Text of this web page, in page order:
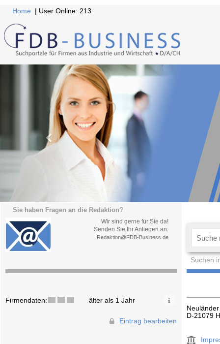
Home | User Online: 213
Sie haben Fragen an die Redaktion?
Wir sind gerne für Sie da!
Senden Sie Ihr Anliegen an:
Redaktion@FDB-Business.de
Suchen
Firmendaten: älter als 1 Jahr
Eintrag bearbeiten
D-21079